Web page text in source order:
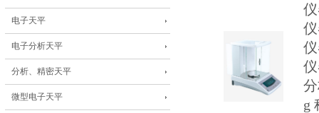
电子天平
电子分析天平
分析、精密天平
微型电子天平
g